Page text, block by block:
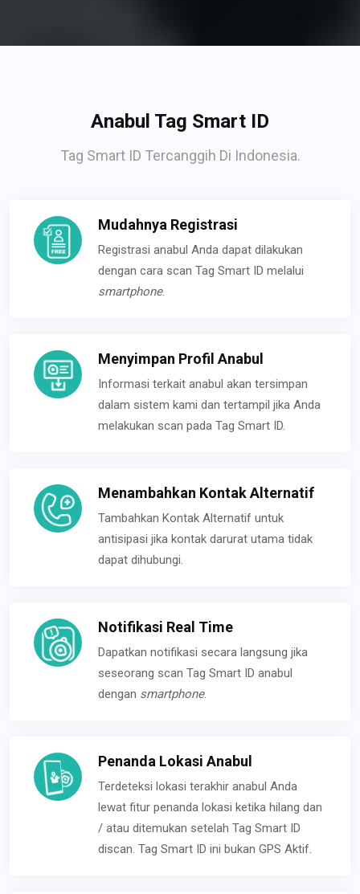
Anabul Tag Smart ID
Tag Smart ID Tercanggih Di Indonesia.
Mudahnya Registrasi
Registrasi anabul Anda dapat dilakukan
dengan cara scan Tag Smart ID melalui
smartphone.
Menyimpan Profil Anabul
Informasi terkait anabul akan tersimpan
dalam sistem kami dan tertampil jika Anda
melakukan scan pada Tag Smart ID.
Menambahkan Kontak Alternatif
Tambahkan Kontak Alternatif untuk
antisipasi jika kontak darurat utama tidak
dapat dihubungi.
Notifikasi Real Time
Dapatkan notifikasi secara langsung jika
seseorang scan Tag Smart ID anabul
dengan smartphone.
Penanda Lokasi Anabul
Terdeteksi lokasi terakhir anabul Anda
lewat fitur penanda lokasi ketika hilang dan
/ atau ditemukan setelah Tag Smart ID
discan. Tag Smart ID ini bukan GPS Aktif.